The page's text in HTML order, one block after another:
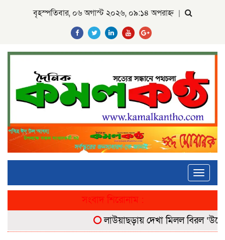
বৃহস্পতিবার, ০৬ অগাস্ট ২০২৬, ০৯:১৪ অপরাহ্ন |
Toggle
সংবাদ শিরোনাম :
লাউয়াছড়ায় দেখা মিলল বিরল